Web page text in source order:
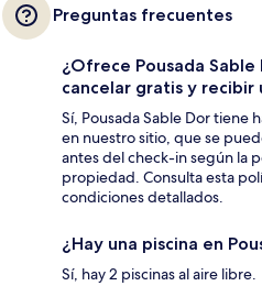
Preguntas frecuentes
¿Ofrece Pousada
cancelar gratis y
Sí, Pousada Sable Dor tiene
en nuestro sitio, que se
antes del check-in según la
propiedad. Consulta esta
condiciones detallados.
¿Hay una piscina en
Sí, hay 2 piscinas al aire libre.